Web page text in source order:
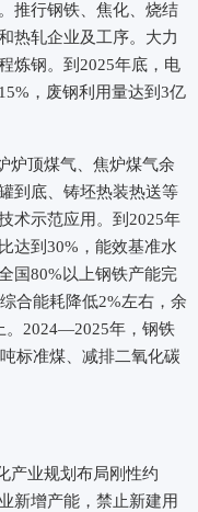
推行钢铁、焦化、烧结
热轧企业及工序。大力
炼钢。到2025年底，电
，废钢利用量达到3亿
炉顶煤气、焦炉煤气余
到底、铸坯热装热送等
术示范应用。到2025年
达到30%，能效基准水
国80%以上钢铁产能完
合能耗降低2%左右，余
。2024—2025年，钢铁
标准煤、减排二氧化碳
产业规划布局刚性约
新增产能，禁止新建用